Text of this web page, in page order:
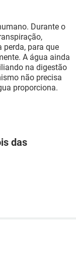
Durante o
perda, para que
A água ainda
na digestão
não precisa
proporciona.
das